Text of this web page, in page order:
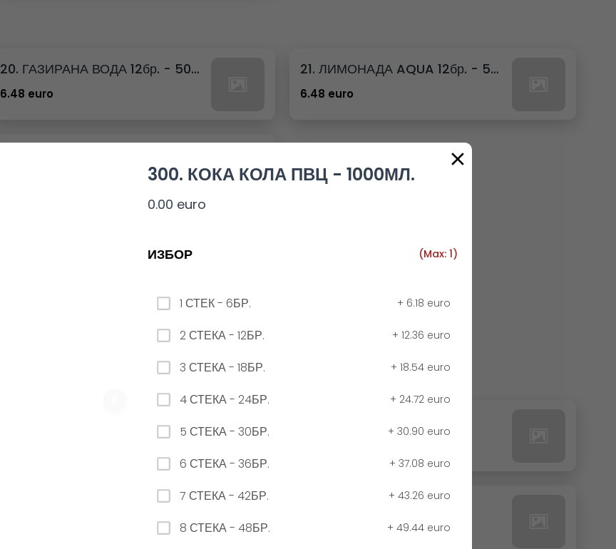
20. ГАЗИРАНА ВОДА 12бр. - 500мл
6.48 euro
21. ЛИМОНАДА AQUA 12бр. - 500мл
6.48 euro
300. КОКА КОЛА ПВЦ - 1000МЛ.
0.00 euro
ИЗБОР (Max: 1)
1 СТЕК - 6БР. + 6.18 euro
2 СТЕКА - 12БР. +12.36 euro
3 СТЕКА - 18БР. +18.54 euro
4 СТЕКА - 24БР. + 24.72 euro
5 СТЕКА - 30БР. +30.90 euro
6 СТЕКА - 36БР. +37.08 euro
7 СТЕКА - 42БР. +43.26 euro
8 СТЕКА - 48БР. +49.44 euro